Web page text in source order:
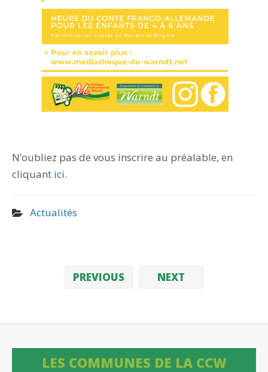
N’oubliez pas de vous inscrire au préalable, en
cliquant ici.
Actualités
PREVIOUS NEXT
LES COMMUNES DE LA CCW